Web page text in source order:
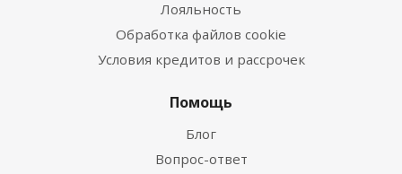
Лояльность
Обработка файлов cookie
Условия кредитов и рассрочек
Помощь
Блог
Вопрос-ответ